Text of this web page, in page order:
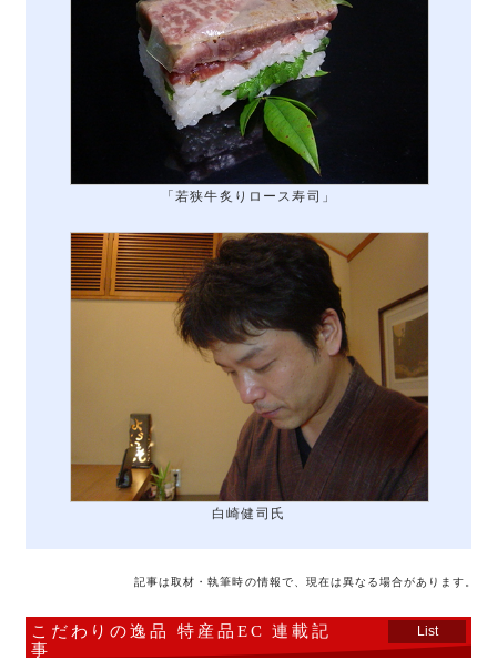
「若狭牛炙りロース寿司」
白崎健司氏
記事は取材・執筆時の情報で、現在は異なる場合があります。
こだわりの逸品 特産品EC 連載記
事
List